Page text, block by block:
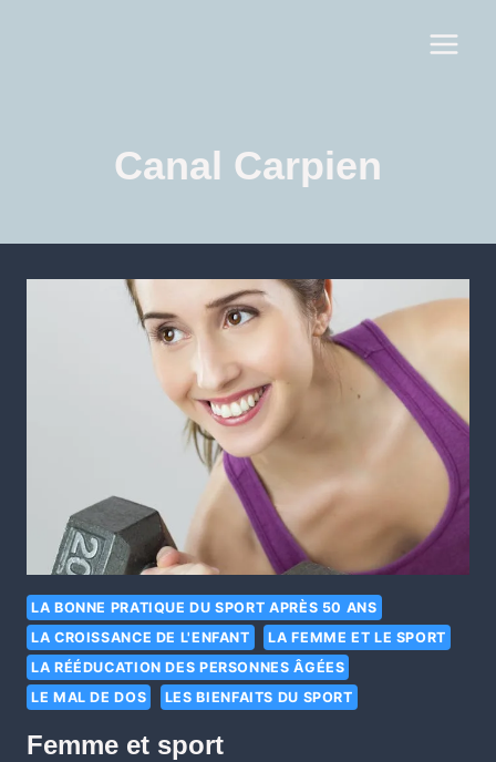
Canal Carpien
LA BONNE PRATIQUE DU SPORT APRÈS 50 ANS
LA CROISSANCE DE L'ENFANT
LA FEMME ET LE SPORT
LA RÉÉDUCATION DES PERSONNES ÂGÉES
LE MAL DE DOS
LES BIENFAITS DU SPORT
Femme et sport